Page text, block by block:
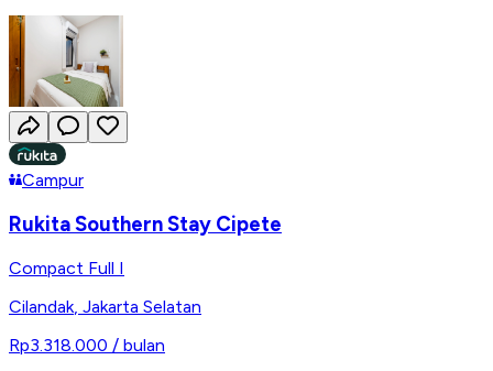
Campur
Rukita Southern Stay Cipete
Compact Full I
Cilandak Jakarta Selatan
Rp3.318.000 / bulan